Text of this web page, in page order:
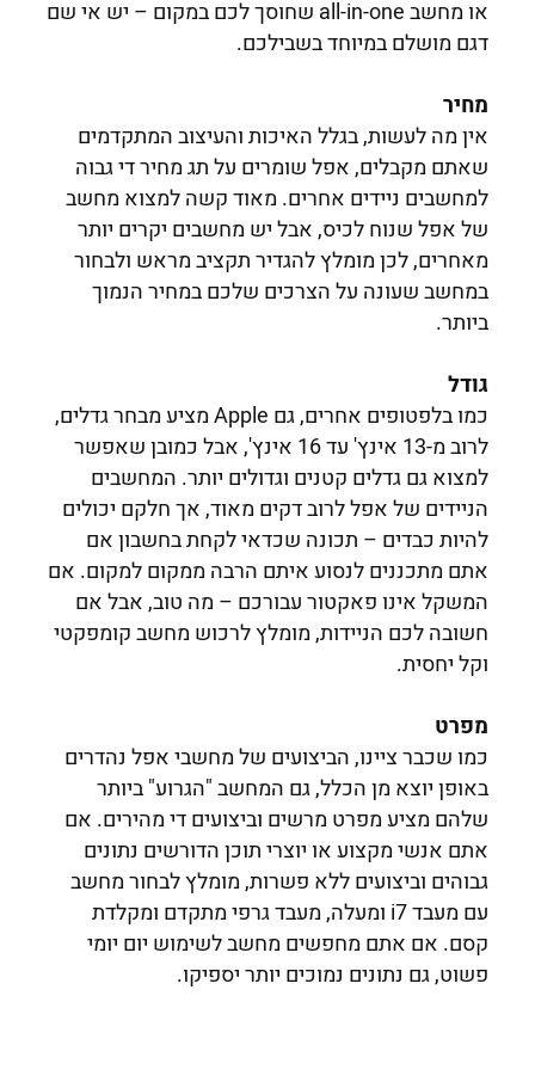
או מחשב all-in-one שחוסך לכם במקום – יש אי שם
דגם מושלם במיוחד בשבילכם.
מחיר
אין מה לעשות, בגלל האיכות והעיצוב המתקדמים
שאתם מקבלים, אפל שומרים על תג מחיר די גבוה
למחשבים ניידים אחרים. מאוד קשה למצוא מחשב
של אפל שנוח לכיס, אבל יש מחשבים יקרים יותר
מאחרים, לכן מומלץ להגדיר תקציב מראש ולבחור
במחשב שעונה על הצרכים שלכם במחיר הנמוך
ביותר.
גודל
כמו בלפטופים אחרים, גם Apple מציע מבחר גדלים,
לרוב מ-13 אינץ' עד 16 אינץ', אבל כמובן שאפשר
למצוא גם גדלים קטנים וגדולים יותר. המחשבים
הניידים של אפל לרוב דקים מאוד, אך חלקם יכולים
להיות כבדים – תכונה שכדאי לקחת בחשבון אם
אתם מתכננים לנסוע איתם הרבה ממקום למקום. אם
המשקל אינו פאקטור עבורכם – מה טוב, אבל אם
חשובה לכם הניידות, מומלץ לרכוש מחשב קומפקטי
וקל יחסית.
מפרט
כמו שכבר ציינו, הביצועים של מחשבי אפל נהדרים
באופן יוצא מן הכלל, גם המחשב "הגרוע" ביותר
שלהם מציע מפרט מרשים וביצועים די מהירים. אם
אתם אנשי מקצוע או יוצרי תוכן הדורשים נתונים
גבוהים וביצועים ללא פשרות, מומלץ לבחור מחשב
עם מעבד i7 ומעלה, מעבד גרפי מתקדם ומקלדת
קסם. אם אתם מחפשים מחשב לשימוש יום יומי
פשוט, גם נתונים נמוכים יותר יספיקו.